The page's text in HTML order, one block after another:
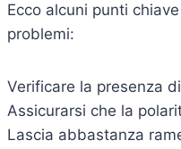
Ecco alcuni punti
problemi:
Verificare la presenza
Assicurarsi che la
Lascia abbastanza